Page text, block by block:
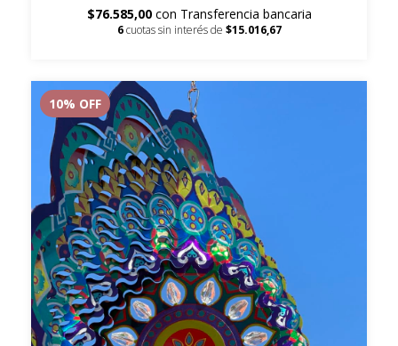
$76.585,00 con Transferencia bancaria
6 cuotas sin interés de $15.016,67
10% OFF